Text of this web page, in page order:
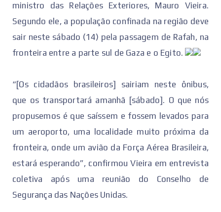
ministro das Relações Exteriores, Mauro Vieira.
Segundo ele, a população confinada na região deve
sair neste sábado (14) pela passagem de Rafah, na
fronteira entre a parte sul de Gaza e o Egito.
“[Os cidadãos brasileiros] sairiam neste ônibus,
que os transportará amanhã [sábado]. O que nós
propusemos é que saíssem e fossem levados para
um aeroporto, uma localidade muito próxima da
fronteira, onde um avião da Força Aérea Brasileira,
estará esperando”, confirmou Vieira em entrevista
coletiva após uma reunião do Conselho de
Segurança das Nações Unidas.